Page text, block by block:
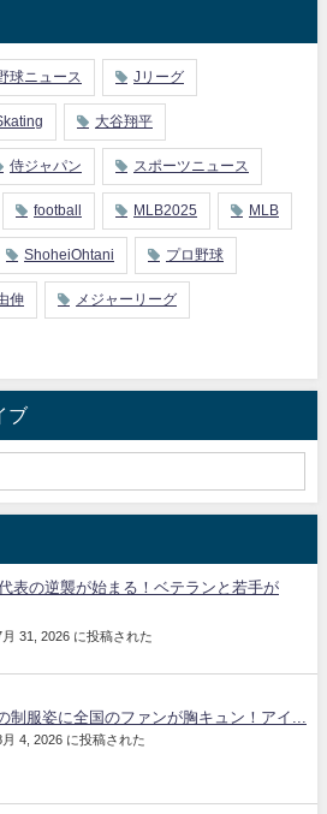
球ニュース Jリーグ
大谷翔平
侍ジャパン スポーツニュース
football MLB2025 MLB
ShoheiOhtani プロ野球
伸 メジャーリーグ
ブ
表の逆襲が始まる！ベテランと若手が
月 31, 2026 に投稿された
制服姿に全国のファンが胸キュン！アイ...
月 4, 2026 に投稿された